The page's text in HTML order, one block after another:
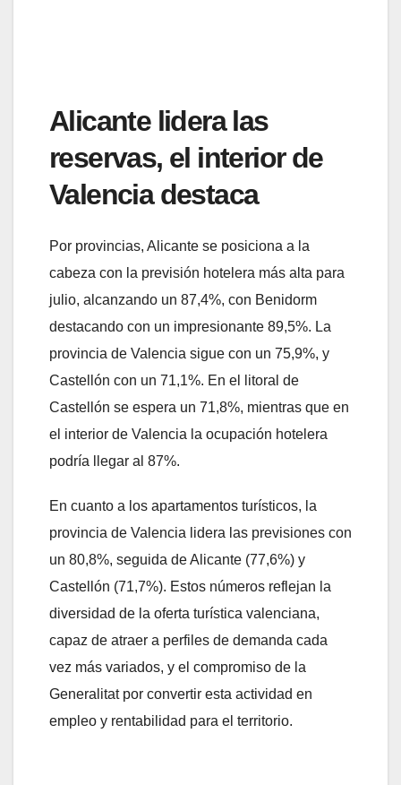
Alicante lidera las
reservas, el interior de
Valencia destaca
Por provincias, Alicante se posiciona a la
cabeza con la previsión hotelera más alta para
julio, alcanzando un 87,4%, con Benidorm
destacando con un impresionante 89,5%. La
provincia de Valencia sigue con un 75,9%, y
Castellón con un 71,1%. En el litoral de
Castellón se espera un 71,8%, mientras que en
el interior de Valencia la ocupación hotelera
podría llegar al 87%.
En cuanto a los apartamentos turísticos, la
provincia de Valencia lidera las previsiones con
un 80,8%, seguida de Alicante (77,6%) y
Castellón (71,7%). Estos números reflejan la
diversidad de la oferta turística valenciana,
capaz de atraer a perfiles de demanda cada
vez más variados, y el compromiso de la
Generalitat por convertir esta actividad en
empleo y rentabilidad para el territorio.